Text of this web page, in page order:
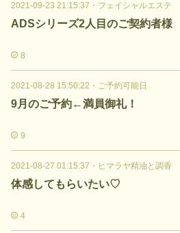
2021-09-23 21:15:37 ・ フェイシャルエステ
ADSシリーズ2人目のご契約者様
8
2021-08-28 15:50:22 ・ ご予約可能日
9月のご予約←満員御礼！
9
2021-08-27 01:15:37 ・ ヒマラヤ精油と調香
体感してもらいたい♡
4